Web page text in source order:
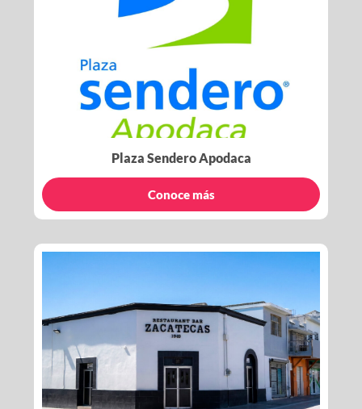
Plaza Sendero Apodaca
Conoce más